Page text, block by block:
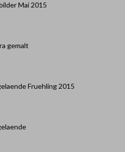
Mai 2015
gemalt
Fruehling 2015